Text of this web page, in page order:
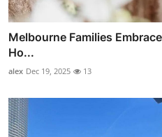
Melbourne Families
Ho...
alex Dec 19, 2025 13